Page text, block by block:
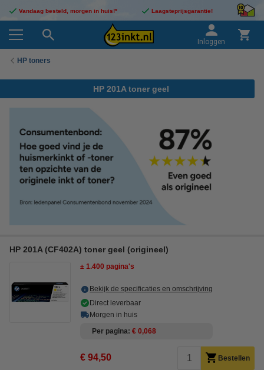
Vandaag besteld, morgen in huis!* Laagsteprijsgarantie!
Inloggen
HP toners
HP 201A toner geel
HP 201A (CF402A) toner geel (origineel)
± 1.400 pagina's
Bekijk de specificaties en omschrijving
Direct leverbaar
Morgen in huis
Per pagina € 0,068
€ 94,50 Bestellen